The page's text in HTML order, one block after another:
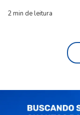
2 min de leitura